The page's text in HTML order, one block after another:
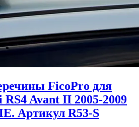
FicoPro для
Avant II 2005-2009
Артикул R53-S